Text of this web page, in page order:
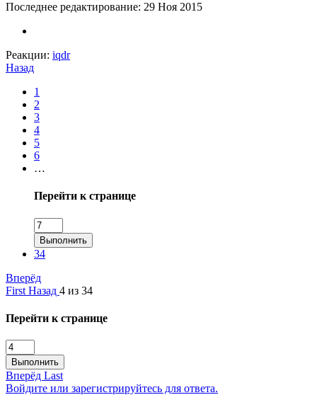
Последнее редактирование: 29 Ноя 2015
Реакции: iqdr
Назад
1
2
3
4
5
6
…
Перейти к странице
Выполнить
34
Вперёд
First Назад 4 из 34
Перейти к странице
Выполнить
Вперёд Last
Войдите или зарегистрируйтесь для ответа.